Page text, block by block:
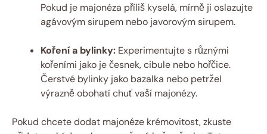
Pokud je majonéza příliš kyselá, mírně ji oslazujte
agávovým sirupem nebo javorovým sirupem.
Koření a bylinky: Experimentujte s různými
kořeními jako je česnek, cibule nebo hořčice.
Čerstvé bylinky jako bazalka nebo petržel
výrazně obohatí chuť vaší majonézy.
Pokud chcete dodat majonéze krémovitost, zkuste